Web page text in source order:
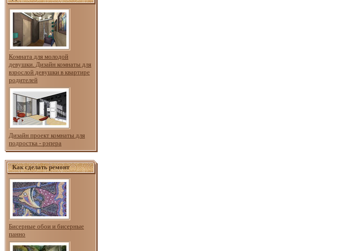
Комната для молодой
девушки. Дизайн комнаты для
взрослой девушки в квартире
родителей
Дизайн проект комнаты для
подростка - рэпера
Как сделать ремонт
Бисерные обои и бисерные
панно